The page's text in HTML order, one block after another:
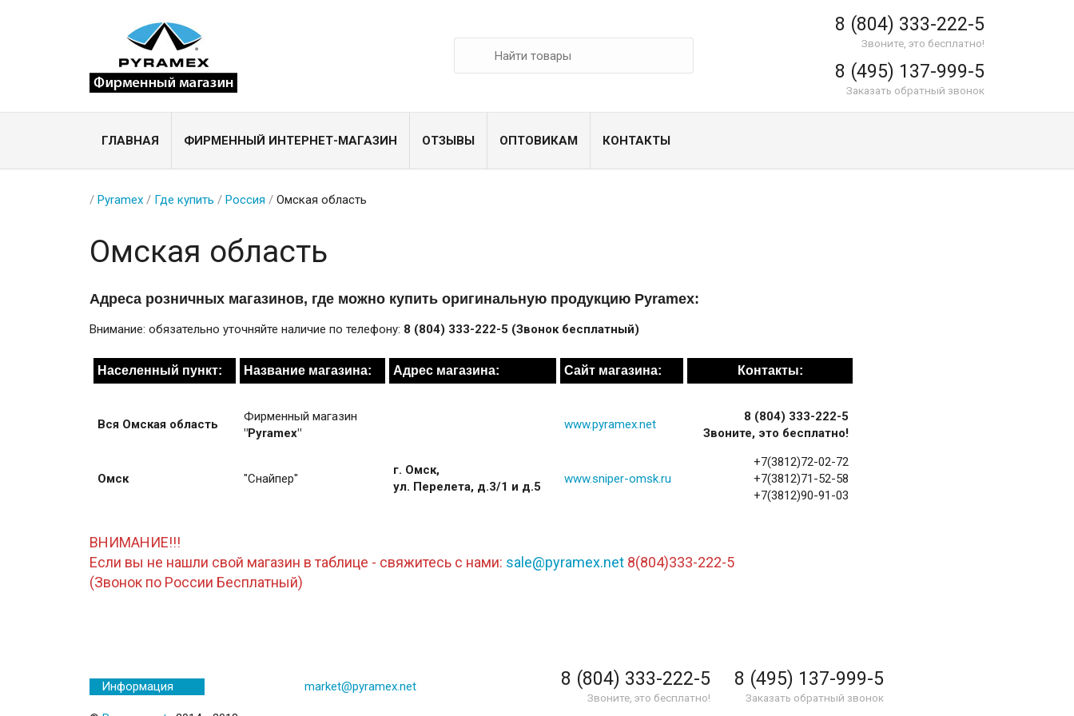
8 (804) 333-222-5
Звоните, это бесплатно!
8 (495) 137-999-5
Заказать обратный звонок
ГЛАВНАЯ ФИРМЕННЫЙ ИНТЕРНЕТ-МАГАЗИН ОТЗЫВЫ ОПТОВИКАМ КОНТАКТЫ
/ Pyramex / Где купить / Россия / Омская область
Омская область
Адреса розничных магазинов, где можно купить оригинальную продукцию Pyramex:
Внимание: обязательно уточняйте наличие по телефону: 8 (804) 333-222-5 (Звонок бесплатный)
Населенный пункт: Название магазина: Адрес магазина: Сайт магазина: Контакты:
Вся Омская область
Фирменный магазин
"Pyramex"
www.pyramex.net
8 (804) 333-222-5
Звоните, это бесплатно!
Омск "Снайпер"
г. Омск,
ул. Перелета, д.3/1 и д.5
www.sniper-omsk.ru
+7(3812)72-02-72
+7(3812)71-52-58
+7(3812)90-91-03
ВНИМАНИЕ!!!
Если вы не нашли свой магазин в таблице - свяжитесь с нами: sale@pyramex.net 8(804)333-222-5
(Звонок по России Бесплатный)
Информация market@pyramex.net 8 (804) 333-222-5
Звоните, это бесплатно!
8 (495) 137-999-5
Заказать обратный звонок